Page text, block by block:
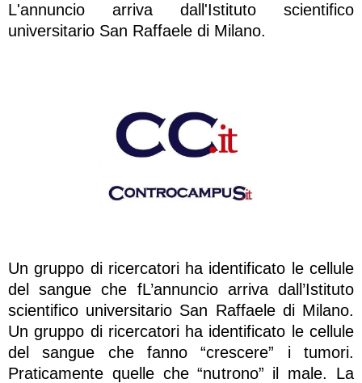
L'annuncio arriva dall'Istituto scientifico
universitario San Raffaele di Milano.
Un gruppo di ricercatori ha identificato le cellule
del sangue che fL’annuncio arriva dall’Istituto
scientifico universitario San Raffaele di Milano.
Un gruppo di ricercatori ha identificato le cellule
del sangue che fanno “crescere” i tumori.
Praticamente quelle che “nutrono” il male. La